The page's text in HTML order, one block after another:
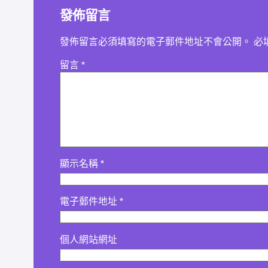
發佈留言
發佈留言必須填寫的電子郵件地址不會公開。 必
留言 *
顯示名稱 *
電子郵件地址 *
個人網站網址